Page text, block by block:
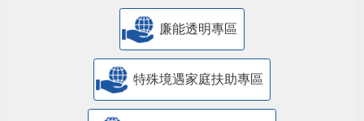
廉能透明專區
特殊境遇家庭扶助專區